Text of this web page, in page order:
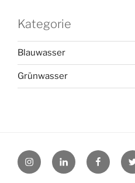
Kategorie
Blauwasser
Grünwasser
@Instagram@LinkedIn